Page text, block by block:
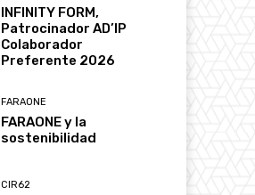
INFINITY FORM,
Patrocinador AD’IP
Colaborador
Preferente 2026
FARAONE
FARAONE y la
sostenibilidad
CIR62